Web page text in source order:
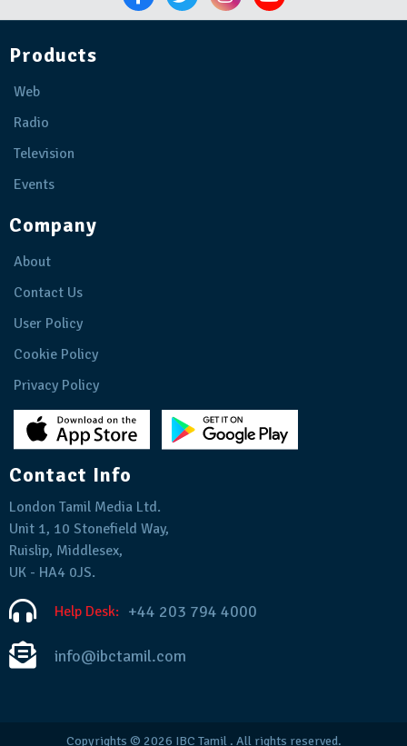
Products
Web
Radio
Television
Events
Company
About
Contact Us
User Policy
Cookie Policy
Privacy Policy
Contact Info
London Tamil Media Ltd.
Unit 1, 10 Stonefield Way,
Ruislip, Middlesex,
UK - HA4 0JS.
Help Desk: +44 203 794 4000
info@ibctamil.com
Copyrights © 2026 IBC Tamil. All rights reserved.